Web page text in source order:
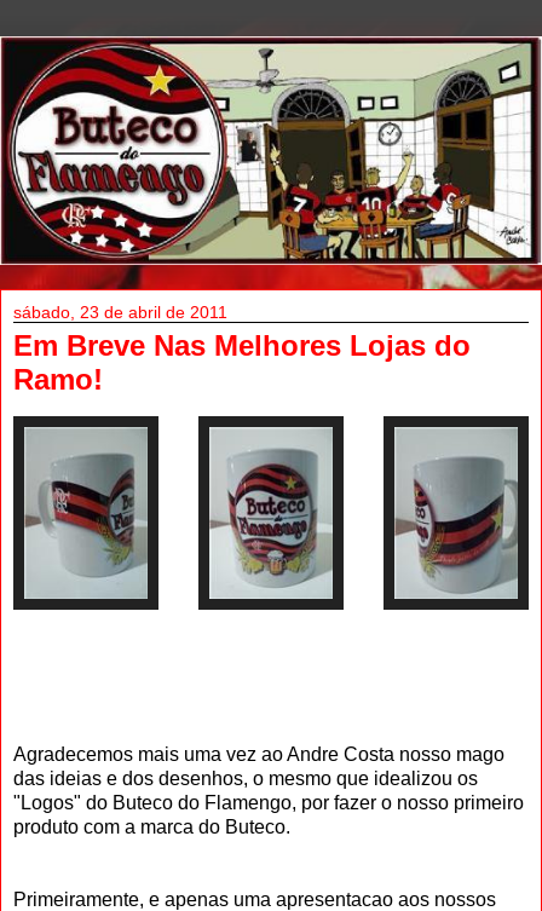
sábado, 23 de abril de 2011
Em Breve Nas Melhores Lojas do
Ramo!
Agradecemos mais uma vez ao Andre Costa nosso mago
das ideias e dos desenhos, o mesmo que idealizou os
"Logos" do Buteco do Flamengo, por fazer o nosso primeiro
produto com a marca do Buteco.
Primeiramente, e apenas uma apresentacao aos nossos